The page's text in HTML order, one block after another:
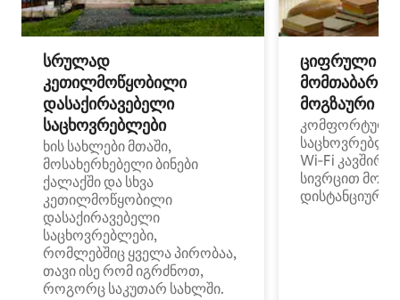
სრულად
კეთილმოწყობილი
დასაქირავებელი
საცხოვრებლები
ხის სახლები მთაში,
მოსახერხებელი ბინები
ქალაქში და სხვა
კეთილმოწყობილი
დასაქირავებელი
საცხოვრებლები,
რომლებშიც ყველა პირობაა,
თავი ისე რომ იგრძნოთ,
როგორც საკუთარ სახლში.
ციფრული
მოგზაური
კომფორტული
Wi‑Fi
სივრცით
დისტანციური